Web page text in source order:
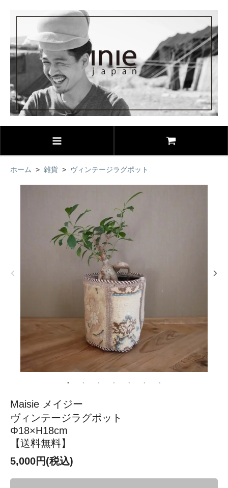
ホーム > 雑貨 > ヴィンテージラグポット
Maisie メイジー
ヴィンテージラグポット
Φ18×H18cm
【送料無料】
5,000円(税込)